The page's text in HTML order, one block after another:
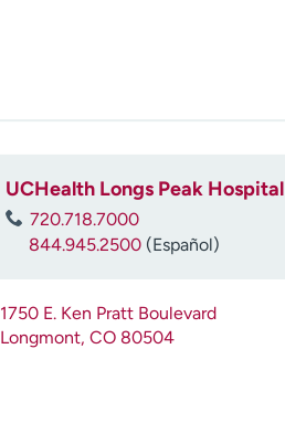
UCHealth Longs Peak Hospital
720.718.7000
844.945.2500 (Español)
1750 E. Ken Pratt Boulevard
Longmont, CO 80504